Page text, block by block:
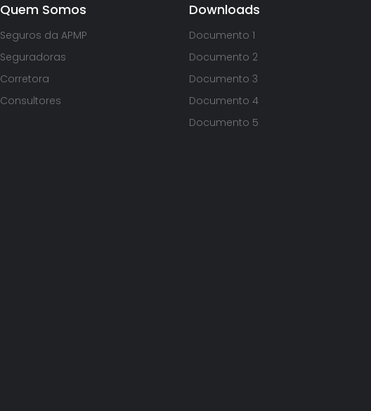
Quem Somos
Seguros da APMP
Seguradoras
Corretora
Consultores
Downloads
Documento 1
Documento 2
Documento 3
Documento 4
Documento 5